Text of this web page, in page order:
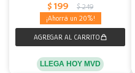
$ 199 $ 249
20
LLEGA HOY MVD